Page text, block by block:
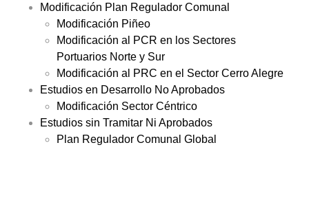
Modificación Plan Regulador Comunal
Modificación Piñeo
Modificación al PCR en los Sectores
Portuarios Norte y Sur
Modificación al PRC en el Sector Cerro Alegre
Estudios en Desarrollo No Aprobados
Modificación Sector Céntrico
Estudios sin Tramitar Ni Aprobados
Plan Regulador Comunal Global